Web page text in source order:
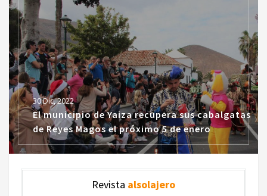
30 Dic, 2022
El municipio de Yaiza recupera sus cabalgatas
de Reyes Magos el próximo 5 de enero
Revista alsolajero